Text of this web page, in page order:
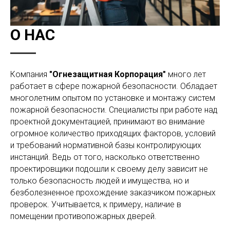
О НАС
Компания "Огнезащитная Корпорация" много лет
работает в сфере пожарной безопасности. Обладает
многолетним опытом по установке и монтажу систем
пожарной безопасности. Специалисты при работе над
проектной документацией, принимают во внимание
огромное количество приходящих факторов, условий
и требований нормативной базы контролирующих
инстанций. Ведь от того, насколько ответственно
проектировщики подошли к своему делу зависит не
только безопасность людей и имущества, но и
безболезненное прохождение заказчиком пожарных
проверок. Учитывается, к примеру, наличие в
помещении противопожарных дверей.